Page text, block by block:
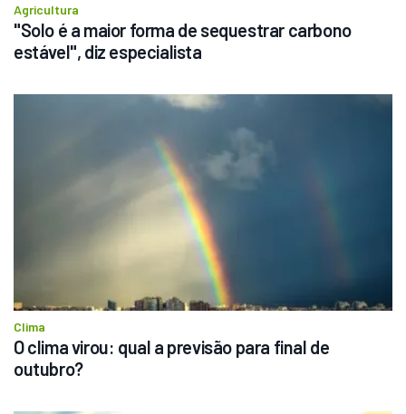
Agricultura
"Solo é a maior forma de sequestrar carbono
estável", diz especialista
Clima
O clima virou: qual a previsão para final de
outubro?